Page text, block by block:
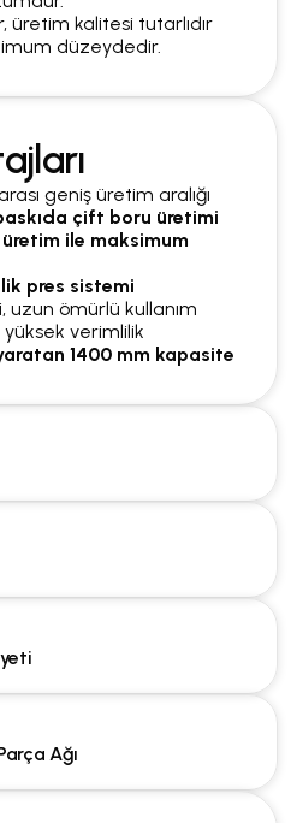
üretim kalitesi tutarlıdır
düzeydedir.
geniş üretim aralığı
çift boru üretimi
ile maksimum
pres sistemi
uzun ömürlü kullanım
yüksek verimlilik
1400 mm kapasite
Ağı